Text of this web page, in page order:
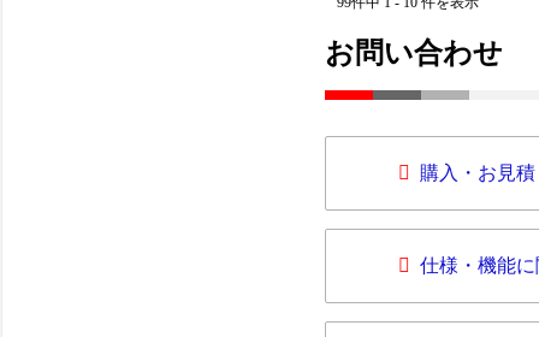
お問い合わせ
購入・お見
仕様・機能